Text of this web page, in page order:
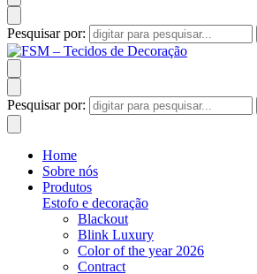
Pesquisar por:
Pesquisar por:
Home
Sobre nós
Produtos
Estofo e decoração
Blackout
Blink Luxury
Color of the year 2026
Contract